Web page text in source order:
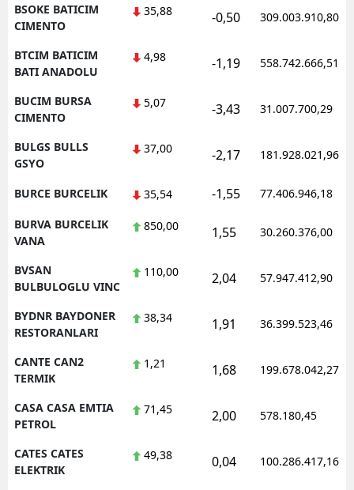
BSOKE BATICIM
CIMENTO
35,88 -0,50 309.003.910,80
BTCIM BATICIM
BATI ANADOLU
4,98 -1,19 558.742.666,51
BUCIM BURSA
CIMENTO
5,07 -3,43 31.007.700,29
BULGS BULLS
GSYO
37,00 -2,17 181.928.021,96
BURCE BURCELIK 35,54 -1,55 77.406.946,18
BURVA BURCELIK
VANA
850,00 1,55 30.260.376,00
BVSAN
BULBULOGLU VINC
110,00 2,04 57.947.412,90
BYDNR BAYDONER
RESTORANLARI
38,34 1,91 36.399.523,46
CANTE CAN2
TERMIK
1,21 1,68 199.678.042,27
CASA CASA EMTIA
PETROL
71,45 2,00 578.180,45
CATES CATES
ELEKTRIK
49,38 0,04 100.286.417,16